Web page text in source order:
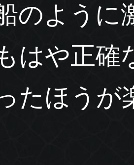
のように
はや正確
たほうが